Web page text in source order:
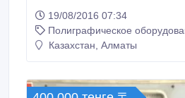
гильотинный резак станет
незаменимым инструментом на
участке любой типографии, печатающей на
19/08/2016 07:34
Полиграфическое
Казахстан, Алматы